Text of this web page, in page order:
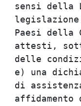
sensi
Paesi
attesti,
delle
e) una
di